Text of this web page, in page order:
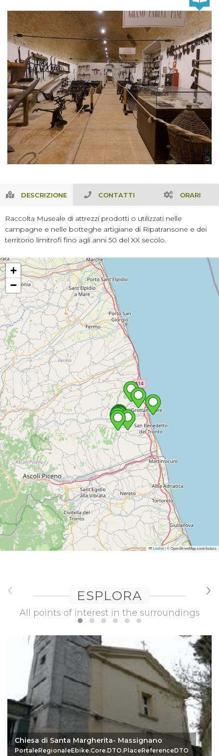
DESCRIZIONE CONTATTI ORARI
Raccolta Museale di attrezzi prodotti o utilizzati nelle
campagne e nelle botteghe artigiane di Ripatransone e dei
territorio limitrofi fino agli anni 50 del XX secolo.
+
−
Leaflet|© OpenStreetMap contributors
ESPLORA
All points of interest in the surroundings
Chiesa di Santa Margherita- Massignano
PortaleRegionaleEbike.Core.DTO.PlaceReferenceDTO
‹ ›